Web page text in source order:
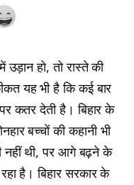
हो, तो रास्ते की
यह भी है कि कई बार
कतर देती है। बिहार के
बच्चों की कहानी भी
नहीं थी, पर आगे बढ़ने के
है। बिहार सरकार के